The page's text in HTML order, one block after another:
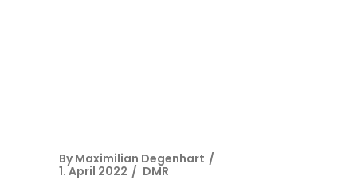
By Maximilian Degenhart
1. April 2022
DMR